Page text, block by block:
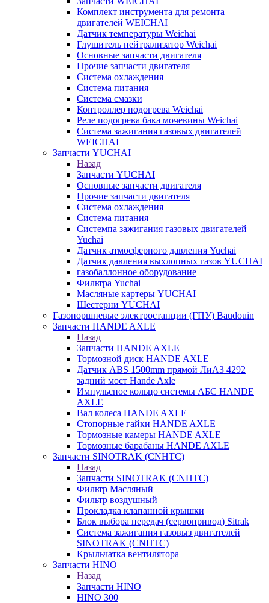
Комплект инструмента для ремонта
двигателей WEICHAI
Датчик температуры Weichai
Глушитель нейтрализатор Weichai
Основные запчасти двигателя
Прочие запчасти двигателя
Система охлаждения
Система питания
Система смазки
Контроллер подогрева Weichai
Реле подогрева бака мочевины Weichai
Система зажигания газовых двигателей
WEICHAI
Запчасти YUCHAI
Назад
Запчасти YUCHAI
Основные запчасти двигателя
Прочие запчасти двигателя
Система охлаждения
Система питания
Системпа зажигания газовых двигателей
Yuchai
Датчик атмосферного давления Yuchai
Датчик давления выхлопных газов YUCHAI
газобаллонное оборудование
Фильтра Yuchai
Масляные картеры YUCHAI
Шестерни YUCHAI
Газопоршневые электростанции (ГПУ) Baudouin
Запчасти HANDE AXLE
Назад
Запчасти HANDE AXLE
Тормозной диск HANDE AXLE
Датчик ABS 1500mm прямой ЛиАЗ 4292
задний мост Hande Axle
Импульсное кольцо системы АБС HANDE
AXLE
Вал колеса HANDE AXLE
Стопорные гайки HANDE AXLE
Тормозные камеры HANDE AXLE
Тормозные барабаны HANDE AXLE
Запчасти SINOTRAK (CNHTC)
Назад
Запчасти SINOTRAK (CNHTC)
Фильтр Масляный
Фильтр воздушный
Прокладка клапанной крышки
Блок выбора передач (сервопривод) Sitrak
Система зажигания газовыз двигателей
SINOTRAK (CNHTC)
Крыльчатка вентилятора
Запчасти HINO
Назад
Запчасти HINO
HINO 300